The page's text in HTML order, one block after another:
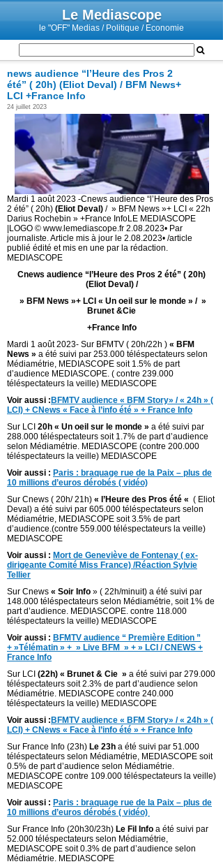
Le Mediascope
le "OFF" Medias / Politique / Economie
news audience “l’Heure des Pros 2
été” ( 20h) (Eliot Deval) / BFM News+
LCI +France Info
24 juillet 2023
Mardi 1 août 2023 -Cnews audience “l’Heure des Pros
2 été” ( 20h) (Eliot Deval) / » BFM News »+ LCI « 22h
Darius Rochebin » +France InfoLE MEDIASCOPE
|LOGO © www.lemediascope.fr 2.08.2023• Par
journaliste. Article mis à jour le 2.08.2023• /article
publié édité et mis en une par la rédaction.
MEDIASCOPE
Cnews audience “l’Heure des Pros 2 été” ( 20h)
(Eliot Deval) /
» BFM News »+ LCI « Un oeil sur le monde » / »
Brunet &Cie
+France Info
Mardi 1 août 2023- Sur BFMTV ( 20h/22h ) « BFM
News » a été suivi par 253.000 téléspectateurs selon
Médiamétrie, MEDIASCOPE soit 1.5% de part
d’audience MEDIASCOPE. ( contre 239.000
téléspectateurs la veille) MEDIASCOPE
Voir aussi :BFMTV audience « BFM Story» / « 24h » (
LCI) + CNews « Face à l’info été » + France Info
Sur LCI 20h « Un oeil sur le monde » a été suivi par
288.000 téléspectateurs soit 1.7% de part d’audience
selon Médiamétrie. MEDIASCOPE (contre 200.000
téléspectateurs la veille) MEDIASCOPE
Voir aussi : Paris : braquage rue de la Paix – plus de
10 millions d’euros dérobés ( vidéo)
Sur Cnews ( 20h/ 21h) « l’Heure des Pros été « ( Eliot
Deval) a été suivi par 605.000 téléspectateurs selon
Médiamétrie, MEDIASCOPE soit 3.5% de part
d’audience.(contre 559.000 téléspectateurs la veille)
MEDIASCOPE
Voir aussi : Mort de Geneviève de Fontenay ( ex-
dirigeante Comité Miss France) /Réaction Sylvie
Tellier
Sur Cnews « Soir Info » ( 22h/minuit) a été suivi par
148.000 téléspectateurs selon Médiamétrie, soit 1% de
part d’audience. MEDIASCOPE. contre 118.000
téléspectateurs la veille) MEDIASCOPE
Voir aussi : BFMTV audience “ Première Edition ”
+ »Télématin » + » Live BFM » + » LCI / CNEWS +
France Info
Sur LCI (22h) « Brunet & Cie » a été suivi par 279.000
téléspectateurs soit 2.3% de part d’audience selon
Médiamétrie. MEDIASCOPE contre 240.000
téléspectateurs la veille) MEDIASCOPE
Voir aussi :BFMTV audience « BFM Story» / « 24h » (
LCI) + CNews « Face à l’info été » + France Info
Sur France Info (23h) Le 23h a été suivi par 51.000
téléspectateurs selon Médiamétrie, MEDIASCOPE soit
0.5% de part d’audience selon Médiamétrie.
MEDIASCOPE contre 109.000 téléspectateurs la veille)
MEDIASCOPE
Voir aussi : Paris : braquage rue de la Paix – plus de
10 millions d’euros dérobés ( vidéo)
Sur France Info (20h30/23h) Le Fil Info a été suivi par
52.000 téléspectateurs selon Médiamétrie,
MEDIASCOPE soit 0.3% de part d’audience selon
Médiamétrie. MEDIASCOPE